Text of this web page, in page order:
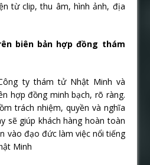
từ clip, thu âm, hình ảnh, địa
biên bản hợp đồng thám
ty thám tử Nhật Minh và
hợp đồng minh bạch, rõ ràng.
trách nhiệm, quyền và nghĩa
sẽ giúp khách hàng hoàn toàn
vào đạo đức làm việc nổi tiếng
Minh